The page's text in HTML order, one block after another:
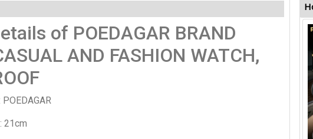
of POEDAGAR BRAND
AND FASHION WATCH,
POEDAGAR
21cm